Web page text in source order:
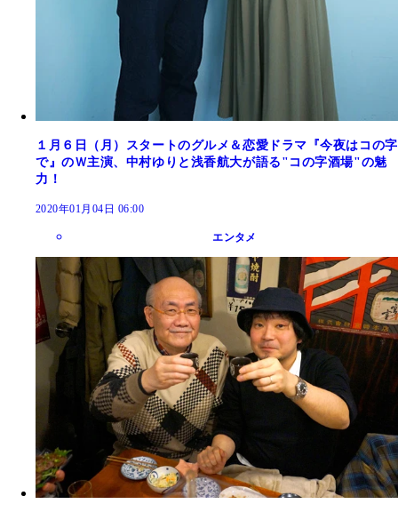
１月６日（月）スタートのグルメ＆恋愛ドラマ『今夜はコの字
で』のＷ主演、中村ゆりと浅香航大が語る"コの字酒場"の魅
力！
2020年01月04日 06:00
エンタメ